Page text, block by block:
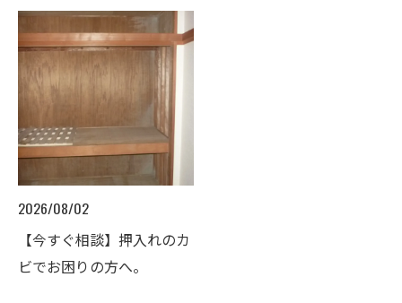
2026/08/02
【今すぐ相談】押入れのカ
ビでお困りの方へ。